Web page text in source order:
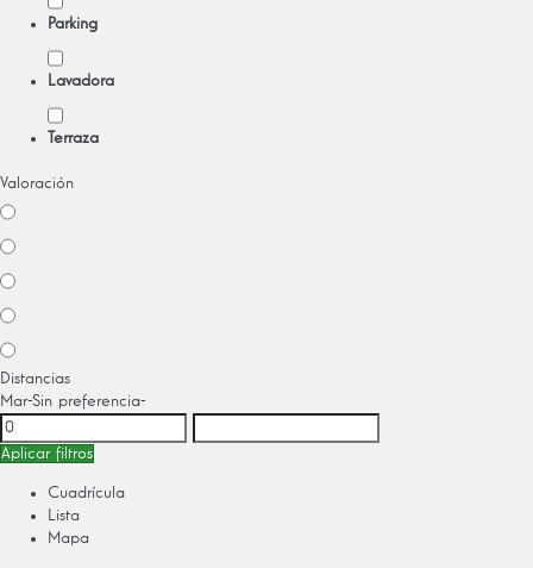
Parking
Lavadora
Terraza
Valoración
Distancias
Mar-Sin preferencia-
Aplicar filtros
Cuadrícula
Lista
Mapa